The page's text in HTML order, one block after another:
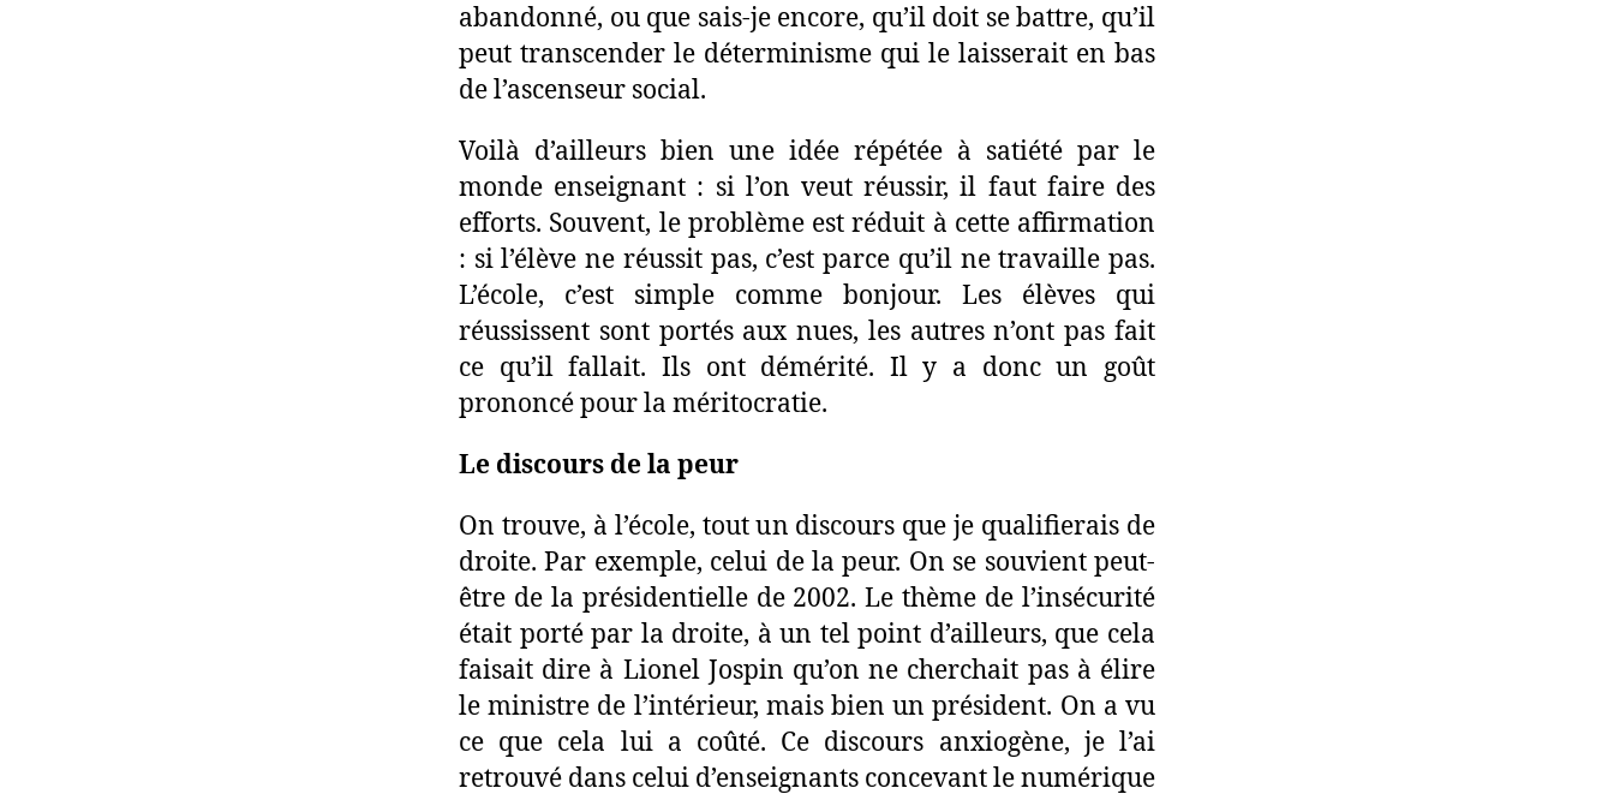
abandonné, ou que sais-je encore, qu’il doit se battre, qu’il
peut transcender le déterminisme qui le laisserait en bas
de l’ascenseur social.
Voilà d’ailleurs bien une idée répétée à satiété par le
monde enseignant : si l’on veut réussir, il faut faire des
efforts. Souvent, le problème est réduit à cette affirmation
: si l’élève ne réussit pas, c’est parce qu’il ne travaille pas.
L’école, c’est simple comme bonjour. Les élèves qui
réussissent sont portés aux nues, les autres n’ont pas fait
ce qu’il fallait. Ils ont démérité. Il y a donc un goût
prononcé pour la méritocratie.
Le discours de la peur
On trouve, à l’école, tout un discours que je qualifierais de
droite. Par exemple, celui de la peur. On se souvient peut-
être de la présidentielle de 2002. Le thème de l’insécurité
était porté par la droite, à un tel point d’ailleurs, que cela
faisait dire à Lionel Jospin qu’on ne cherchait pas à élire
le ministre de l’intérieur, mais bien un président. On a vu
ce que cela lui a coûté. Ce discours anxiogène, je l’ai
retrouvé dans celui d’enseignants concevant le numérique